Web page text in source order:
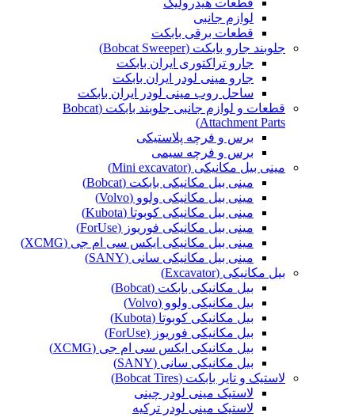
لوازم جانبی
قطعات برقی بابکت
جلوبند جارو بابکت (Bobcat Sweeper)
جارو تراکتوری ایران بابکت
جارو مینی لودر ایران بابکت
ساحل روب مینی لودر ایران بابکت
قطعات و لوازم جانبی جلوبند بابکت (Bobcat
Attachment Parts)
برس و فرچه پلاستیکی
برس و فرچه سیمی
مینی بیل مکانیکی (Mini excavator)
مینی بیل مکانیکی بابکت (Bobcat)
مینی بیل مکانیکی ولوو (Volvo)
مینی بیل مکانیکی کوبوتا (Kubota)
مینی بیل مکانیکی فوریوز (ForUse)
مینی بیل مکانیکی ایکس سی ام جی (XCMG)
مینی بیل مکانیکی سانی (SANY)
بیل مکانیکی (Excavator)
بیل مکانیکی بابکت (Bobcat)
بیل مکانیکی ولوو (Volvo)
بیل مکانیکی کوبوتا (Kubota)
بیل مکانیکی فوریوز (ForUse)
بیل مکانیکی ایکس سی ام جی (XCMG)
بیل مکانیکی سانی (SANY)
لاستیک و تایر بابکت (Bobcat Tires)
لاستیک مینی لودر چینی
لاستیک مینی لودر ترکیه